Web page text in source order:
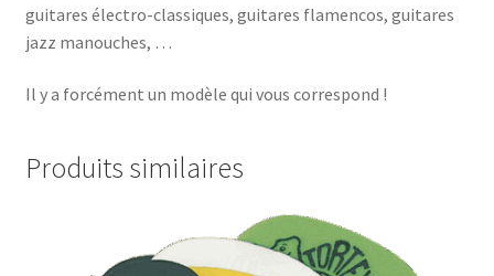
guitares électro-classiques, guitares flamencos, guitares
jazz manouches, …
Il y a forcément un modèle qui vous correspond !
Produits similaires